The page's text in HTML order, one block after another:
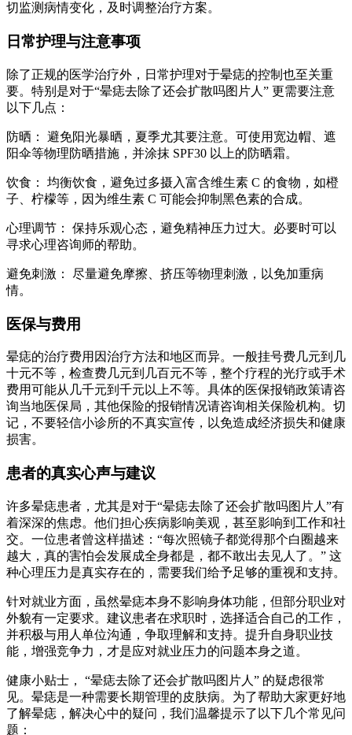
切监测病情变化，及时调整治疗方案。
日常护理与注意事项
除了正规的医学治疗外，日常护理对于晕痣的控制也至关重
要。特别是对于“晕痣去除了还会扩散吗图片人” 更需要注意
以下几点：
防晒： 避免阳光暴晒，夏季尤其要注意。可使用宽边帽、遮
阳伞等物理防晒措施，并涂抹 SPF30 以上的防晒霜。
饮食： 均衡饮食，避免过多摄入富含维生素 C 的食物，如橙
子、柠檬等，因为维生素 C 可能会抑制黑色素的合成。
心理调节： 保持乐观心态，避免精神压力过大。必要时可以
寻求心理咨询师的帮助。
避免刺激： 尽量避免摩擦、挤压等物理刺激，以免加重病
情。
医保与费用
晕痣的治疗费用因治疗方法和地区而异。一般挂号费几元到几
十元不等，检查费几元到几百元不等，整个疗程的光疗或手术
费用可能从几千元到千元以上不等。具体的医保报销政策请咨
询当地医保局，其他保险的报销情况请咨询相关保险机构。切
记，不要轻信小诊所的不真实宣传，以免造成经济损失和健康
损害。
患者的真实心声与建议
许多晕痣患者，尤其是对于“晕痣去除了还会扩散吗图片人”有
着深深的焦虑。他们担心疾病影响美观，甚至影响到工作和社
交。一位患者曾这样描述：“每次照镜子都觉得那个白圈越来
越大，真的害怕会发展成全身都是，都不敢出去见人了。” 这
种心理压力是真实存在的，需要我们给予足够的重视和支持。
针对就业方面，虽然晕痣本身不影响身体功能，但部分职业对
外貌有一定要求。建议患者在求职时，选择适合自己的工作，
并积极与用人单位沟通，争取理解和支持。提升自身职业技
能，增强竞争力，才是应对就业压力的问题本身之道。
健康小贴士， “晕痣去除了还会扩散吗图片人” 的疑虑很常
见。晕痣是一种需要长期管理的皮肤病。为了帮助大家更好地
了解晕痣，解决心中的疑问，我们温馨提示了以下几个常见问
题：